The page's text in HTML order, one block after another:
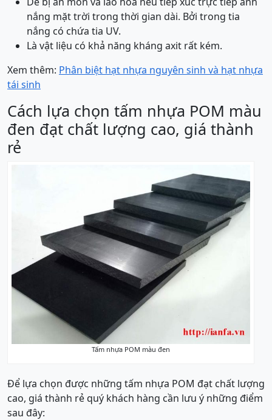
nắng mặt trời trong thời gian dài. Bởi trong tia
nắng có chứa tia UV.
Là vật liệu có khả năng kháng axit rất kém.
Xem thêm: Phân biệt hạt nhựa nguyên sinh và hạt nhựa
tái sinh
Cách lựa chọn tấm nhựa POM màu
đen đạt chất lượng cao, giá thành
rẻ
Tấm nhựa POM màu đen
Để lựa chọn được những tấm nhựa POM đạt chất lượng
cao, giá thành rẻ quý khách hàng cần lưu ý những điểm
sau đây: